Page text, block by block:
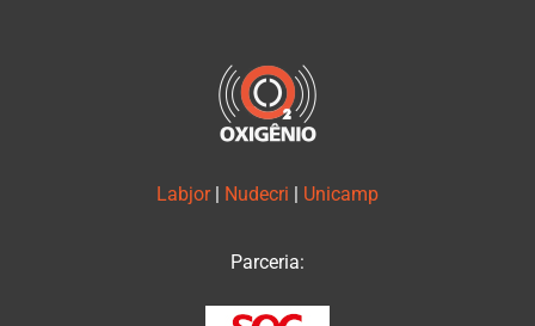
Labjor | Nudecri | Unicamp
Parceria: